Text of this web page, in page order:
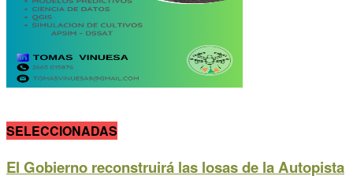
SELECCIONADAS
El Gobierno reconstruirá las losas de la Autopista